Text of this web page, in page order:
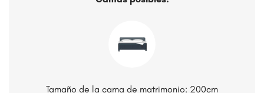
Tamaño de la cama de matrimonio: 200cm